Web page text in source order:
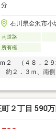
分
石川県金沢市小
南道路
所有権
２ （４８．２９
約２．３ｍ、南
積は、現在の公
す。・周知の埋
住宅（要セット
）・離隔指導の
２丁目 590